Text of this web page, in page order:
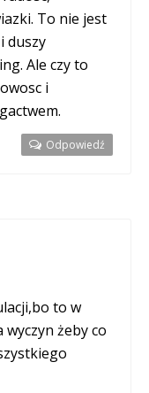
To nie jest
duszy
Ale czy to
i
Odpowiedź
to w
żeby co